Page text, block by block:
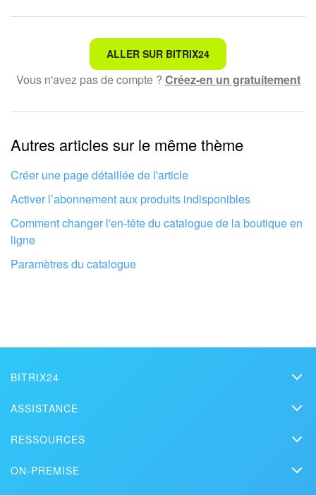
Ce n'est pas ce que je recherche
Texte compliqué et incompréhensible
Les informations sont obsolètes
Trop court, j'ai besoin de plus d'informations
Je n'aime pas comment cet outil fonctionne
Faites configurer votre compte Bitrix24
TROUVER UN PARTENAIRE BITRIX24 À PROXIMITÉ
ALLER SUR BITRIX24
Vous n'avez pas de compte ? Créez-en un gratuitement
Autres articles sur le même thème
Créer une page détaillée de l'article
Activer l’abonnement aux produits indisponibles
Comment changer l'en-tête du catalogue de la boutique en
ligne
Paramètres du catalogue
BITRIX24
Kit presse
Nous contacter
ASSISTANCE
Vidéos de démonstration
RESSOURCES
ON-PREMISE